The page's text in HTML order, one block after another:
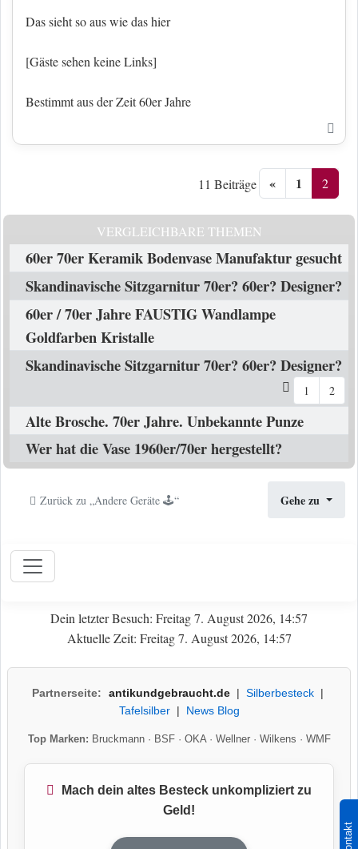
Kontakt
Das sieht so aus wie das hier
[Gäste sehen keine Links]
Bestimmt aus der Zeit 60er Jahre
11 Beiträge « 1 2
VERGLEICHBARE THEMEN
60er 70er Keramik Bodenvase Manufaktur gesucht
Skandinavische Sitzgarnitur 70er? 60er? Designer?
60er / 70er Jahre FAUSTIG Wandlampe
Goldfarben Kristalle
Skandinavische Sitzgarnitur 70er? 60er? Designer?
1 2
Alte Brosche. 70er Jahre. Unbekannte Punze
Wer hat die Vase 1960er/70er hergestellt?
Zurück zu „Andere Geräte 🕹️“ Gehe zu
Dein letzter Besuch: Freitag 7. August 2026, 14:57
Aktuelle Zeit: Freitag 7. August 2026, 14:57
Partnerseite: antikundgebraucht.de| Silberbesteck|
Tafelsilber| News Blog
Top Marken: Bruckmann· BSF· OKA· Wellner· Wilkens · WMF
Mach dein altes Besteck unkompliziert zu
Geld!